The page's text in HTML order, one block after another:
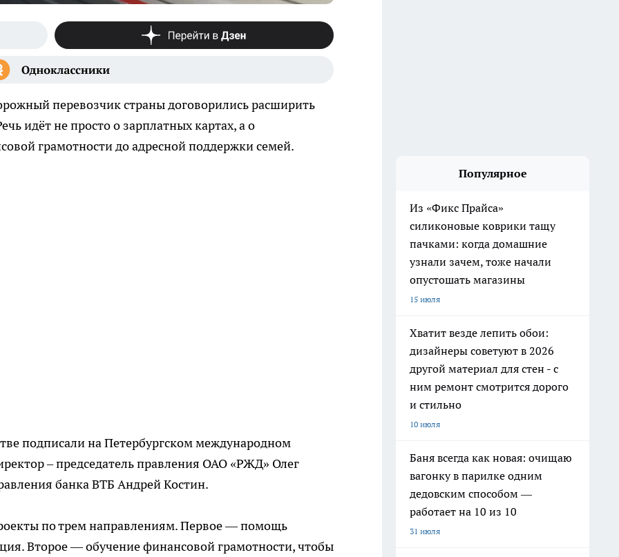
перевозчик страны договорились расширить
идёт не просто о зарплатных картах, а о
грамотности до адресной поддержки семей.
подписали на Петербургском международном
– председатель правления ОАО «РЖД» Олег
банка ВТБ Андрей Костин.
по трем направлениям. Первое — помощь
Второе — обучение финансовой грамотности, чтобы
Популярное
Из «Фикс Прайса»
силиконовые коврики тащу
пачками: когда домашние
узнали зачем, тоже начали
опустошать магазины
15 июля
Хватит везде лепить обои:
дизайнеры советуют в 2026
другой материал для стен - с
ним ремонт смотрится дорого
и стильно
10 июля
Баня всегда как новая: очищаю
вагонку в парилке одним
дедовским способом —
работает на 10 из 10
31 июля